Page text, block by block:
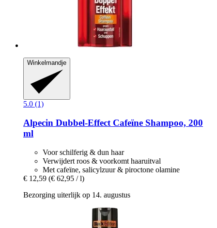
Winkelmandje
5.0 (1)
Alpecin Dubbel-​Effect Cafeïne Shampoo, 200
ml
Voor schilferig & dun haar
Verwijdert roos & voorkomt haaruitval
Met cafeïne, salicylzuur & piroctone olamine
€ 12,59 (€ 62,95 / l)
Bezorging uiterlijk op 14. augustus